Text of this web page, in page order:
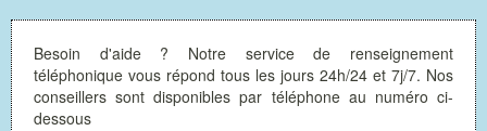
Besoin d'aide ? Notre service de renseignement
téléphonique vous répond tous les jours 24h/24 et 7j/7. Nos
conseillers sont disponibles par téléphone au numéro ci-
dessous